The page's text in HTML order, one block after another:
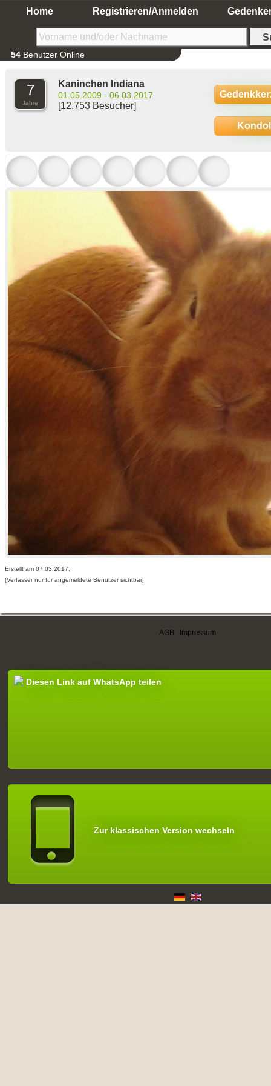
Home Registrieren/Anmelden
54 Benutzer Online
7
Jahre
Kaninchen Indiana
01.05.2009 - 06.03.2017
[12.753 Besucher]
Erstellt am 07.03.2017,
[Verfasser nur für angemeldete Benutzer sichtbar]
AGB Impressum
Diesen Link auf WhatsApp teilen
Zur klassischen Version wechseln